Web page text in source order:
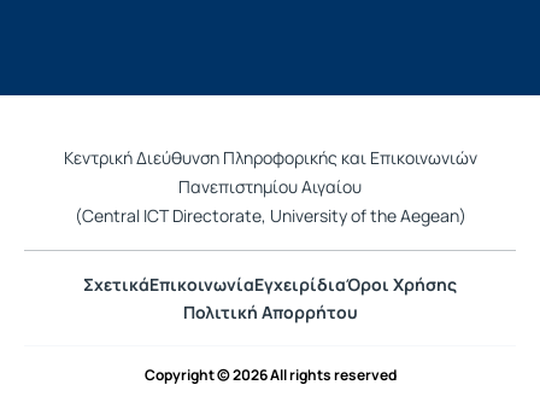
Κεντρική Διεύθυνση Πληροφορικής και Επικοινωνιών
Πανεπιστημίου Αιγαίου
(Central ICT Directorate, University of the Aegean)
ΣχετικάΕπικοινωνίαΕγχειρίδιαΌροι Χρήσης
Πολιτική Απορρήτου
Copyright © 2026 All rights reserved